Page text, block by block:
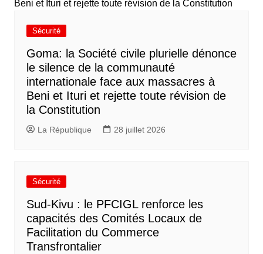
Sécurité
Goma: la Société civile plurielle dénonce
le silence de la communauté
internationale face aux massacres à
Beni et Ituri et rejette toute révision de
la Constitution
La République 28 juillet 2026
Sécurité
Sud-Kivu : le PFCIGL renforce les
capacités des Comités Locaux de
Facilitation du Commerce
Transfrontalier